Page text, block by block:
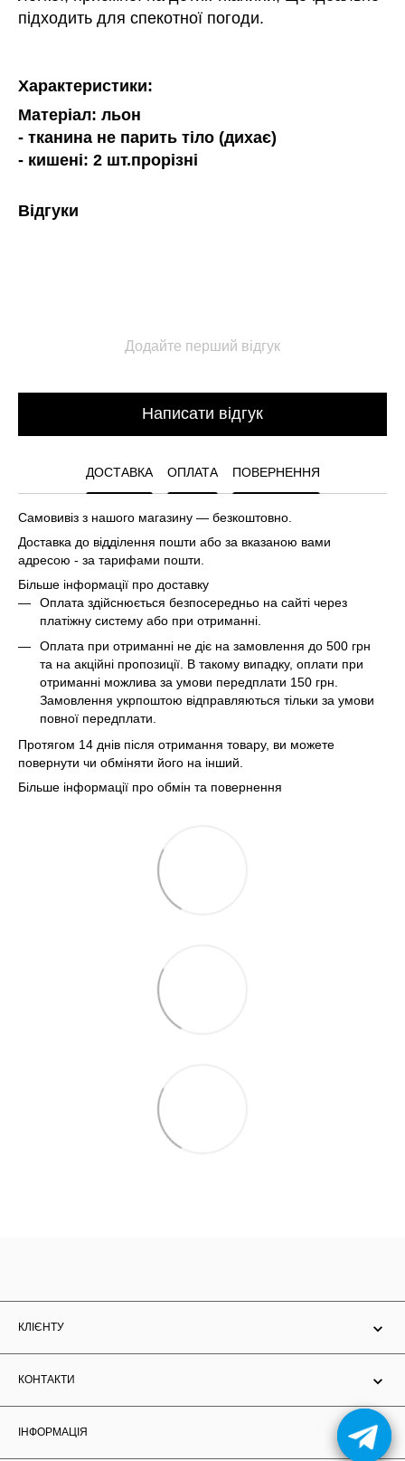
підходить для спекотної погоди.
Характеристики:
Матеріал: льон
- тканина не парить тіло (дихає)
- кишені: 2 шт.прорізні
Відгуки
Додайте перший відгук
Написати відгук
ДОСТАВКА ОПЛАТА ПОВЕРНЕННЯ
Самовивіз з нашого магазину — безкоштовно.
Доставка до відділення пошти або за вказаною вами
адресою - за тарифами пошти.
Більше інформації про доставку
Оплата здійснюється безпосередньо на сайті через
платіжну систему або при отриманні.
Оплата при отриманні не діє на замовлення до 500 грн
та на акційні пропозиції. В такому випадку, оплати при
отриманні можлива за умови передплати 150 грн.
Замовлення укрпоштою відправляються тільки за умови
повної передплати.
Протягом 14 днів після отримання товару, ви можете
повернути чи обміняти його на інший.
Більше інформації про обмін та повернення
КЛІЄНТУ
КОНТАКТИ
ІНФОРМАЦІЯ